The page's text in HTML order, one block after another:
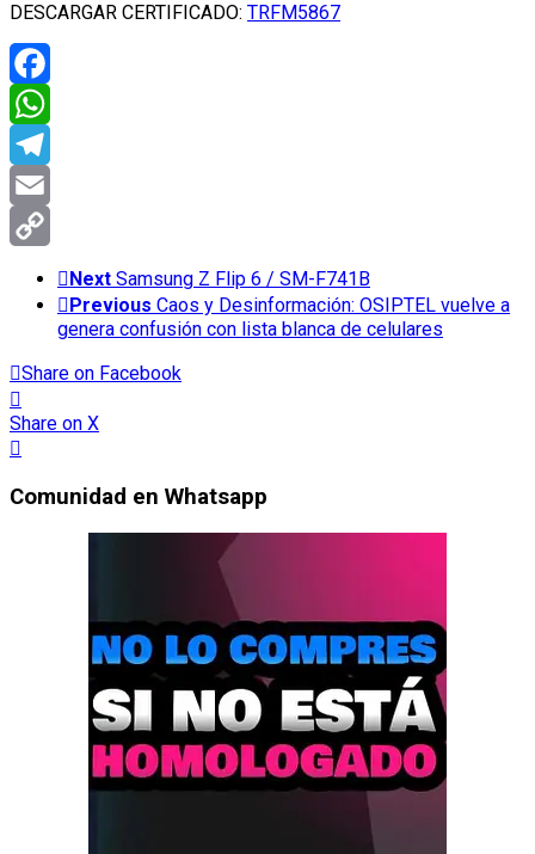
DESCARGAR CERTIFICADO: TRFM5867
Facebook
WhatsApp
Telegram
Email
Link
Next Samsung Z Flip 6 / SM-F741B
Previous Caos y Desinformación: OSIPTEL vuelve a
genera confusión con lista blanca de celulares
Share on Facebook
Share on X
Comunidad en Whatsapp